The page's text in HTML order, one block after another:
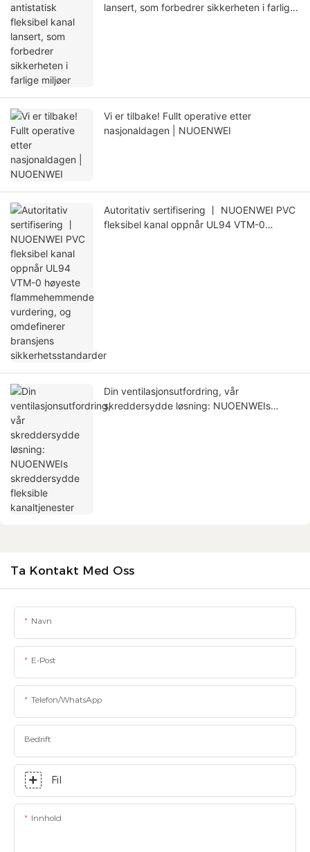
lansert, som forbedrer sikkerheten i farlige
Vi er tilbake! Fullt operative etter
nasjonaldagen | NUOENWEI
Autoritativ sertifisering 丨 NUOENWEI PVC
fleksibel kanal oppnår UL94 VTM-0
Din ventilasjonsutfordring, vår
skreddersydde løsning: NUOENWEIs
Ta Kontakt Med Oss
Navn
E-Post
Telefon/WhatsApp
Bedrift
Fil
Innhold